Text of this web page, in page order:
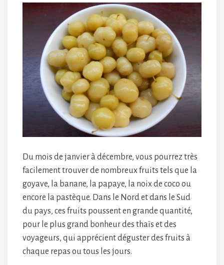
Du mois de janvier à décembre, vous pourrez très
facilement trouver de nombreux fruits tels que la
goyave, la banane, la papaye, la noix de coco ou
encore la pastèque. Dans le Nord et dans le Sud
du pays, ces fruits poussent en grande quantité,
pour le plus grand bonheur des thaïs et des
voyageurs, qui apprécient déguster des fruits à
chaque repas ou tous les jours.